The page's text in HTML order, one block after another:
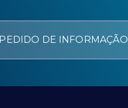
PEDIDO DE INFORMAÇÃO